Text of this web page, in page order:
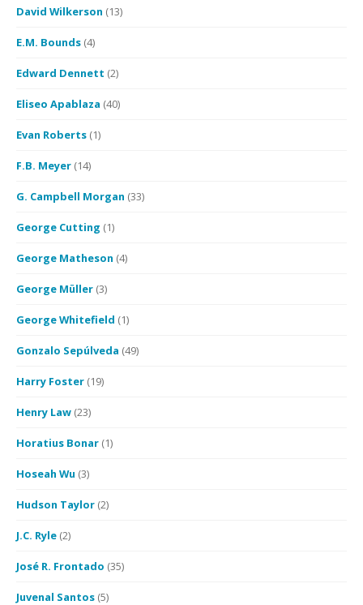
David Wilkerson (13)
E.M. Bounds (4)
Edward Dennett (2)
Eliseo Apablaza (40)
Evan Roberts (1)
F.B. Meyer (14)
G. Campbell Morgan (33)
George Cutting (1)
George Matheson (4)
George Müller (3)
George Whitefield (1)
Gonzalo Sepúlveda (49)
Harry Foster (19)
Henry Law (23)
Horatius Bonar (1)
Hoseah Wu (3)
Hudson Taylor (2)
J.C. Ryle (2)
José R. Frontado (35)
Juvenal Santos (5)